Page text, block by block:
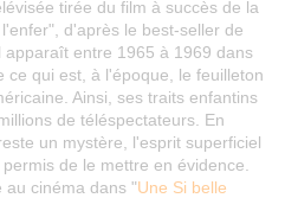
tirée du film à succès de la
d'après le best-seller de
entre 1965 à 1969 dans
ce qui est, à l'époque, le feuilleton
Ainsi, ses traits enfantins
de téléspectateurs. En
un mystère, l'esprit superficiel
de le mettre en évidence.
au cinéma dans "Une Si belle